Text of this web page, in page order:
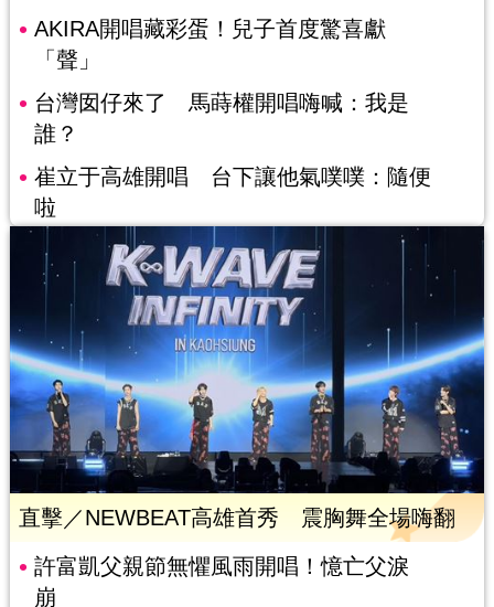
AKIRA開唱藏彩蛋！兒子首度驚喜獻
「聲」
台灣囡仔來了 馬蒔權開唱嗨喊：我是
誰？
崔立于高雄開唱 台下讓他氣噗噗：隨便
啦
直擊／NEWBEAT高雄首秀 震胸舞全場嗨翻
許富凱父親節無懼風雨開唱！憶亡父淚
崩